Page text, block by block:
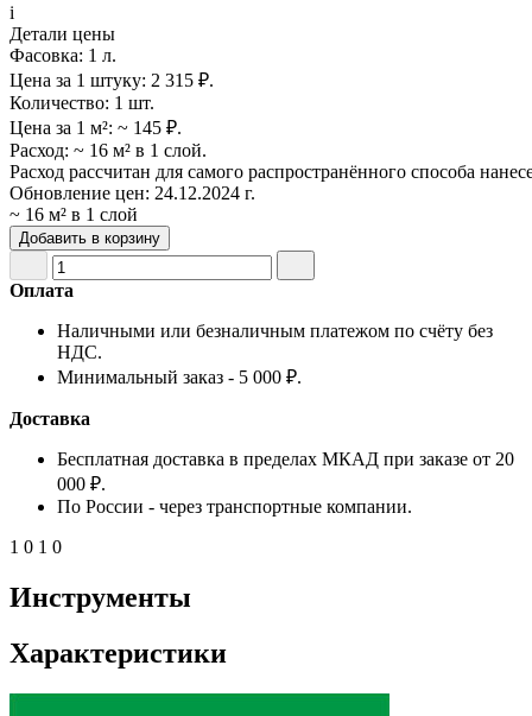
i
Детали цены
Фасовка: 1 л.
Цена за 1 штуку: 2 315 ₽.
Количество: 1 шт.
Цена за 1 м²: ~ 145 ₽.
Расход: ~ 16 м² в 1 слой.
Расход рассчитан для самого распространённого способа
Обновление цен: 24.12.2024 г.
~ 16 м² в 1 слой
Добавить в корзину
Оплата
Наличными или безналичным платежом по счёту без
НДС.
Минимальный заказ - 5 000 ₽.
Доставка
Бесплатная доставка в пределах МКАД при заказе от 20
000 ₽.
По России - через транспортные компании.
1 0 1 0
Инструменты
Характеристики